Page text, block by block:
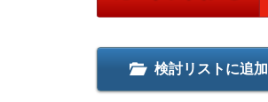
検討リストに追加